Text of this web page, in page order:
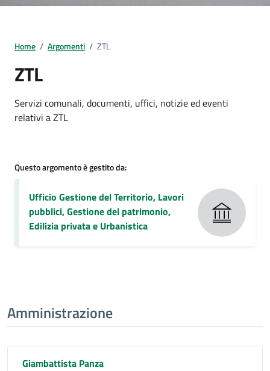
Home / Argomenti / ZTL
ZTL
Dettagli della notizia
Servizi comunali, documenti, uffici, notizie ed eventi
relativi a ZTL
Questo argomento è gestito da:
Ufficio Gestione del Territorio, Lavori
pubblici, Gestione del patrimonio,
Edilizia privata e Urbanistica
Amministrazione
Giambattista Panza